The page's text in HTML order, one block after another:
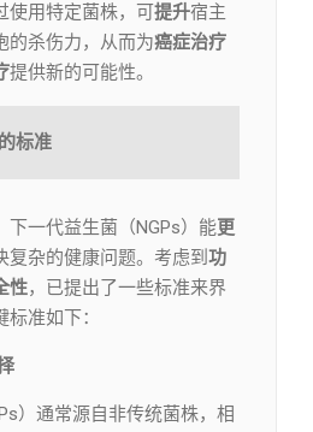
使用特定菌株，可 提升宿主
的杀伤力，从而为癌症治疗
提供新的可能性。
标准
下一代益生菌（NGPs）能更
复杂的健康问题。考虑到 功
性，已提出了一些标准来界
准如下：
）通常源自非传统菌株，相